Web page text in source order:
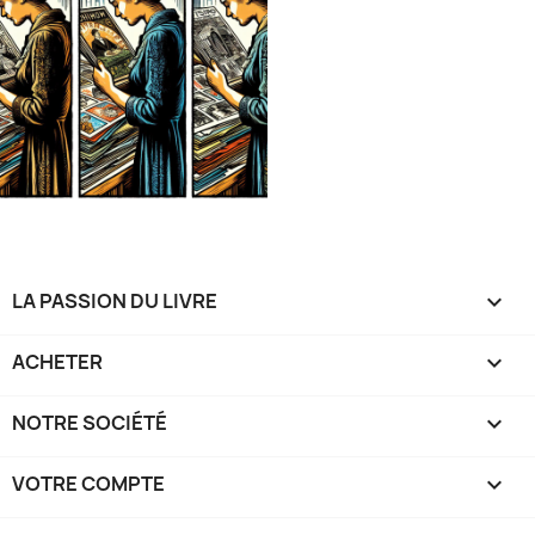
LA PASSION DU LIVRE 
ACHETER 
NOTRE SOCIÉTÉ 
VOTRE COMPTE 